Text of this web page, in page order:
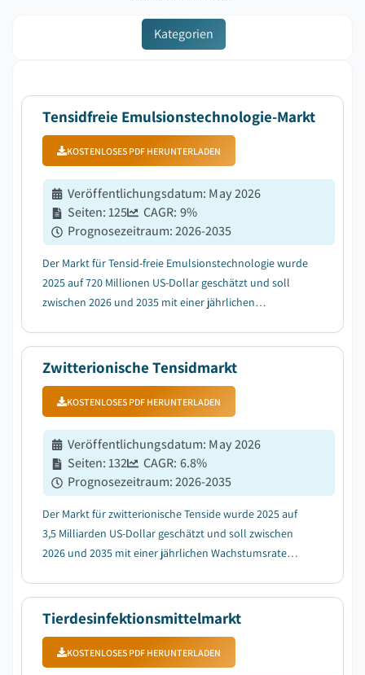
Kategorien
Tensidfreie Emulsionstechnologie-Markt
KOSTENLOSES PDF HERUNTERLADEN
Veröffentlichungsdatum: May 2026
Seiten:125 CAGR: 9%
Prognosezeitraum:2026-2035
Der Markt für Tensid-freie Emulsionstechnologie wurde
2025 auf 720 Millionen US-Dollar geschätzt und soll
zwischen 2026 und 2035 mit einer jährlichen
Einsatzes herkömmlicher Tenside....
Zwitterionische Tensidmarkt
KOSTENLOSES PDF HERUNTERLADEN
Veröffentlichungsdatum: May 2026
Seiten:132 CAGR: 6.8%
Prognosezeitraum:2026-2035
Der Markt für zwitterionische Tenside wurde 2025 auf
3,5 Milliarden US-Dollar geschätzt und soll zwischen
2026 und 2035 mit einer jährlichen Wachstumsrate
zurückzuführen ist....
Tierdesinfektionsmittelmarkt
KOSTENLOSES PDF HERUNTERLADEN